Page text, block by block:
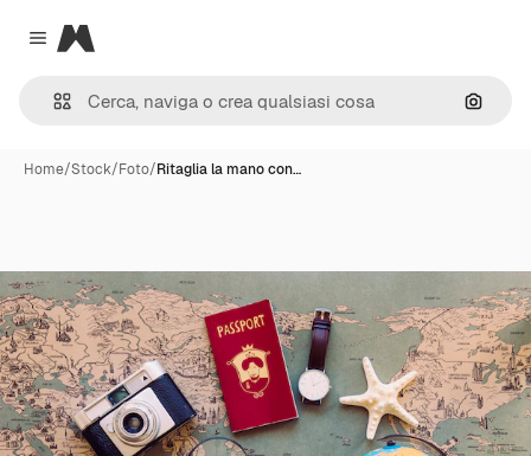
Close menu
Magnific
Cerca
Home/Stock/Foto/Ritaglia la mano con…